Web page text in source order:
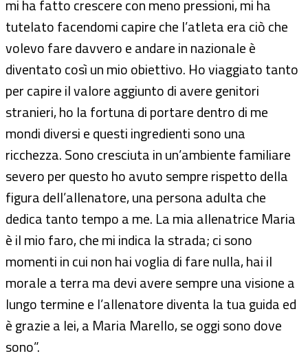
mi ha fatto crescere con meno pressioni, mi ha
tutelato facendomi capire che l’atleta era ciò che
volevo fare davvero e andare in nazionale è
diventato così un mio obiettivo. Ho viaggiato tanto
per capire il valore aggiunto di avere genitori
stranieri, ho la fortuna di portare dentro di me
mondi diversi e questi ingredienti sono una
ricchezza. Sono cresciuta in un’ambiente familiare
severo per questo ho avuto sempre rispetto della
figura dell’allenatore, una persona adulta che
dedica tanto tempo a me. La mia allenatrice Maria
è il mio faro, che mi indica la strada; ci sono
momenti in cui non hai voglia di fare nulla, hai il
morale a terra ma devi avere sempre una visione a
lungo termine e l’allenatore diventa la tua guida ed
è grazie a lei, a Maria Marello, se oggi sono dove
sono”.